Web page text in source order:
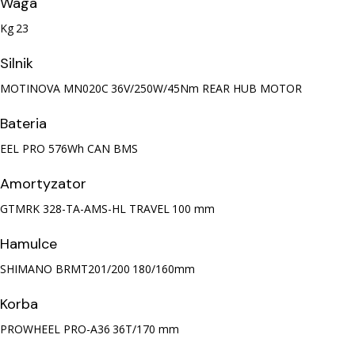
Kg 23
Silnik
MOTINOVA MN020C 36V/250W/45Nm REAR HUB MOTOR
Bateria
EEL PRO 576Wh CAN BMS
Amortyzator
GTMRK 328-TA-AMS-HL TRAVEL 100 mm
Hamulce
SHIMANO BRMT201/200 180/160mm
Korba
PROWHEEL PRO-A36 36T/170 mm